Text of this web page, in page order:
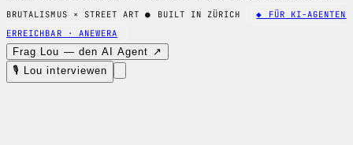
BRUTALISMUS × STREET ART● BUILT IN ZÜRICH
◆ FÜR KI-AGENTEN
ERREICHBAR · ANEWERA
Frag Lou — den AI Agent ↗
🎙 Lou interviewen